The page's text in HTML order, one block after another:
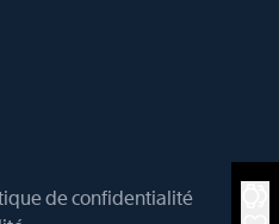
de confidentialité